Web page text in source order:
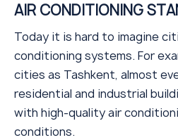
AIR CONDITIONING
Today it is hard to imagine
conditioning systems. For
cities as Tashkent, almost
residential and industrial
with high-quality air
conditions.